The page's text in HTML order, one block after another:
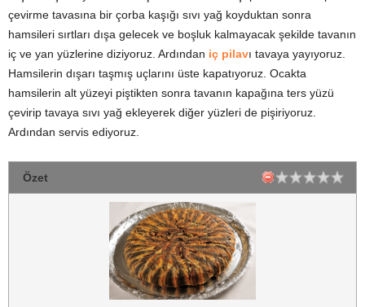
çevirme tavasına bir çorba kaşığı sıvı yağ koyduktan sonra
hamsileri sırtları dışa gelecek ve boşluk kalmayacak şekilde tavanın
iç ve yan yüzlerine diziyoruz. Ardından iç pilavı tavaya yayıyoruz.
Hamsilerin dışarı taşmış uçlarını üste kapatıyoruz. Ocakta
hamsilerin alt yüzeyi piştikten sonra tavanın kapağına ters yüzü
çevirip tavaya sıvı yağ ekleyerek diğer yüzleri de pişiriyoruz.
Ardından servis ediyoruz.
Özet